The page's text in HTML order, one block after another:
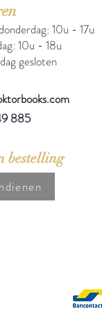
10u - 17u
10u - 18u
gesloten
885
bestelling